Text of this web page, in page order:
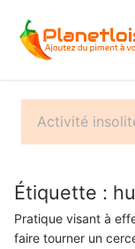
contenu
Étiquette :
Pratique visant à
faire tourner un